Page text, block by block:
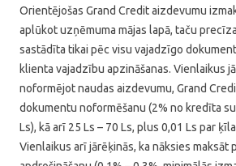
Orientējošas Grand Credit aizdevumu
aplūkot uzņēmuma mājas lapā, taču
sastādīta tikai pēc visu vajadzīgo
klienta vajadzību apzināšanas. Vienlaikus
noformējot naudas aizdevumu, Grand
dokumentu noformēšanu (2% no kredīta
Ls), kā arī 25 Ls – 70 Ls, plus 0,01 Ls par
Vienlaikus arī jārēķinās, ka nāksies maksāt